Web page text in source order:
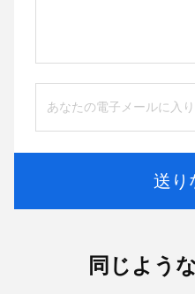
送り
同じよう